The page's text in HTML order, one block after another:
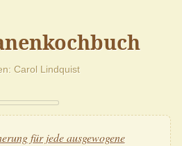
Carol Lindquist
für jede ausgewogene